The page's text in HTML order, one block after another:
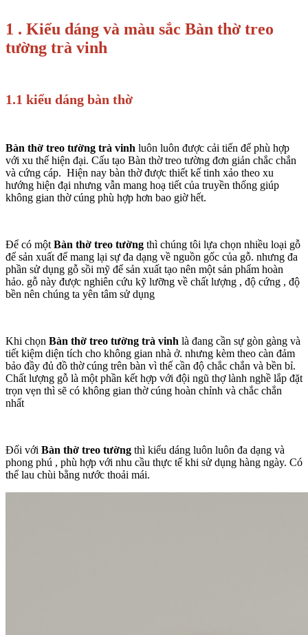
1 . Kiểu dáng và màu sắc Bàn thờ treo
tường trà vinh
1.1 kiểu dáng bàn thờ
Bàn thờ treo tường trà vinh luôn luôn được cải tiến để phù hợp
với xu thế hiện đại. Cấu tạo Bàn thờ treo tường đơn giản chắc chắn
và cứng cáp. Hiện nay bàn thờ được thiết kế tinh xảo theo xu
hướng hiện đại nhưng vẫn mang hoạ tiết của truyền thống giúp
không gian thờ cúng phù hợp hơn bao giờ hết.
Để có một Bàn thờ treo tường thì chúng tôi lựa chọn nhiều loại gỗ
để sản xuất để mang lại sự đa dạng về nguồn gốc của gỗ. nhưng đa
phần sử dụng gỗ sồi mỹ để sản xuất tạo nên một sản phẩm hoàn
hảo. gỗ này được nghiên cứu kỹ lưỡng về chất lượng , độ cứng , độ
bền nên chúng ta yên tâm sử dụng
Khi chọn Bàn thờ treo tường trà vinh là đang cần sự gòn gàng và
tiết kiệm diện tích cho không gian nhà ở. nhưng kèm theo càn đảm
bảo đầy đủ đồ thờ cúng trên bàn vì thế cần độ chắc chắn và bền bỉ.
Chất lượng gỗ là một phần kết hợp với đội ngũ thợ lành nghề lắp đặt
trọn vẹn thì sẽ có không gian thờ cúng hoàn chỉnh và chắc chắn
nhất
Đối với Bàn thờ treo tường thì kiểu dáng luôn luôn đa dạng và
phong phú , phù hợp với nhu cầu thực tế khi sử dụng hàng ngày. Có
thể lau chùi bằng nước thoải mái.